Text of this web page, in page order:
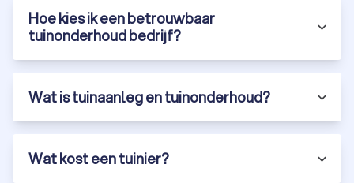
Hoe kies ik een betrouwbaar
tuinonderhoud bedrijf?
Wat is tuinaanleg en tuinonderhoud?
Wat kost een tuinier?